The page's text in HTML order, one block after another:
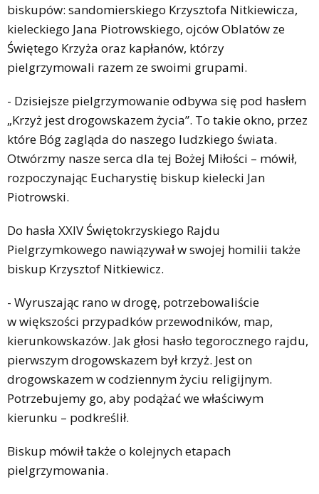
biskupów: sandomierskiego Krzysztofa Nitkiewicza,
kieleckiego Jana Piotrowskiego, ojców Oblatów ze
Świętego Krzyża oraz kapłanów, którzy
pielgrzymowali razem ze swoimi grupami.
- Dzisiejsze pielgrzymowanie odbywa się pod hasłem
„Krzyż jest drogowskazem życia”. To takie okno, przez
które Bóg zagląda do naszego ludzkiego świata.
Otwórzmy nasze serca dla tej Bożej Miłości – mówił,
rozpoczynając Eucharystię biskup kielecki Jan
Piotrowski.
Do hasła XXIV Świętokrzyskiego Rajdu
Pielgrzymkowego nawiązywał w swojej homilii także
biskup Krzysztof Nitkiewicz.
- Wyruszając rano w drogę, potrzebowaliście
w większości przypadków przewodników, map,
kierunkowskazów. Jak głosi hasło tegorocznego rajdu,
pierwszym drogowskazem był krzyż. Jest on
drogowskazem w codziennym życiu religijnym.
Potrzebujemy go, aby podążać we właściwym
kierunku – podkreślił.
Biskup mówił także o kolejnych etapach
pielgrzymowania.